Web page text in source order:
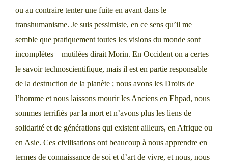
ou au contraire tenter une fuite en avant dans le
transhumanisme. Je suis pessimiste, en ce sens qu’il me
semble que pratiquement toutes les visions du monde sont
incomplètes – mutilées dirait Morin. En Occident on a certes
le savoir technoscientifique, mais il est en partie responsable
de la destruction de la planète ; nous avons les Droits de
l’homme et nous laissons mourir les Anciens en Ehpad, nous
sommes terrifiés par la mort et n’avons plus les liens de
solidarité et de générations qui existent ailleurs, en Afrique ou
en Asie. Ces civilisations ont beaucoup à nous apprendre en
termes de connaissance de soi et d’art de vivre, et nous, nous